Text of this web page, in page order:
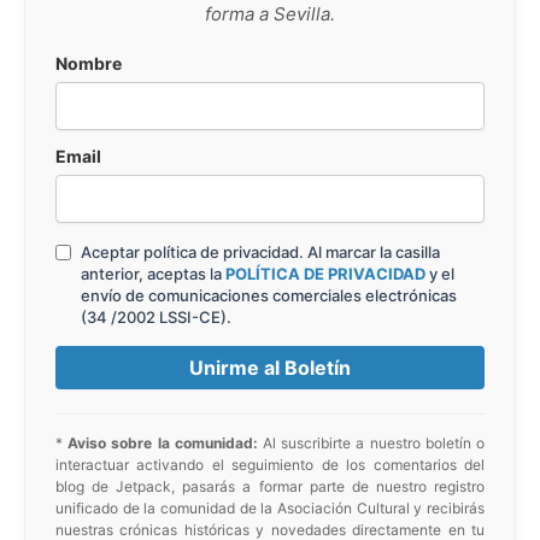
forma a Sevilla.
Nombre
Email
Aceptar política de privacidad. Al marcar la casilla
anterior, aceptas laPOLÍTICA DE PRIVACIDADy el
envío de comunicaciones comerciales electrónicas
(34 /2002 LSSI-CE).
*Aviso sobre la comunidad: Al suscribirte a nuestro boletín o
interactuar activando el seguimiento de los comentarios del
blog de Jetpack, pasarás a formar parte de nuestro registro
unificado de la comunidad de la Asociación Cultural y recibirás
nuestras crónicas históricas y novedades directamente en tu